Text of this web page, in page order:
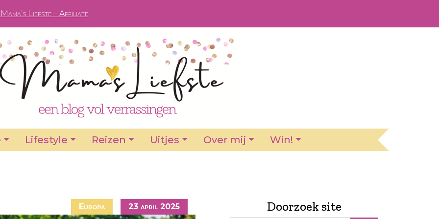
Liefste – Affiliate
Lifestyle Reizen Uitjes Over mij Win!
Europa 23 april 2025 Doorzoek site